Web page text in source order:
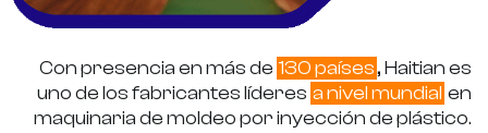
Con presencia en más de 130 países, Haitian es
uno de los fabricantes líderes a nivel mundial en
maquinaria de moldeo por inyección de plástico.